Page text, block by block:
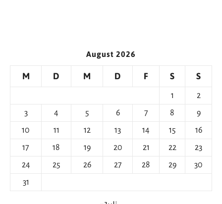
August 2026
M D M D F S S
1
2
3
4 5 6 7 8
9
10
11 12 13 14 15
16
17
18 19 20 21 22
23
24
25 26 27 28 29
30
31